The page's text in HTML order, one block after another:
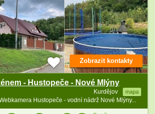
- Hustopeče - Nové Mlýny
Kurdějov mapa
Hustopeče - vodní nádrž Nové Mlýny...
Zobrazit kontakty